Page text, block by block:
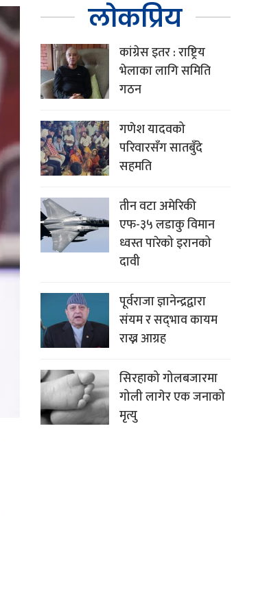
लोकप्रिय
कांग्रेस इतर : राष्ट्रिय
भेलाका लागि समिति
गठन
गणेश यादवको
परिवारसँग सातबुँदे
सहमति
तीन वटा अमेरिकी
एफ-३५ लडाकु विमान
ध्वस्त पारेको इरानको
दावी
पूर्वराजा ज्ञानेन्द्रद्वारा
संयम र सद्‌भाव कायम
राख्न आग्रह
सिरहाको गोलबजारमा
गोली लागेर एक जनाको
मृत्यु